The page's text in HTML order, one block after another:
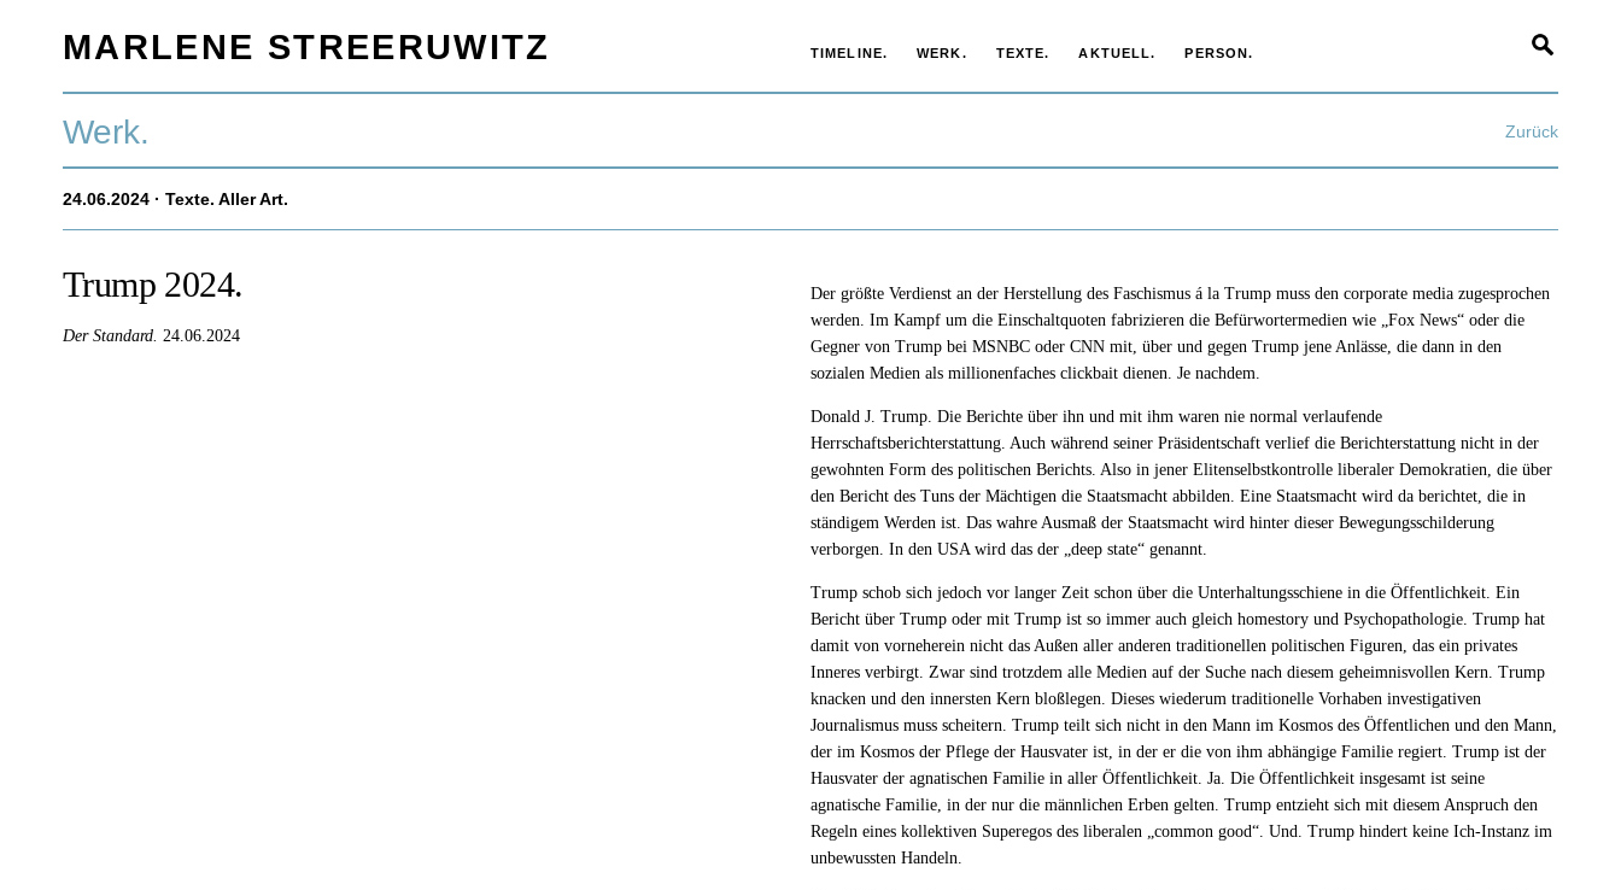
MARLENE STREERUWITZ TIMELINE. WERK. TEXTE. AKTUELL. PERSON.
Zurück
Werk.
24.06.2024 · Texte. Aller Art.
Trump 2024.
Der Standard. 24.06.2024
Der größte Verdienst an der Herstellung des Faschismus á la Trump muss den corporate media zugesprochen
werden. Im Kampf um die Einschaltquoten fabrizieren die Befürwortermedien wie „Fox News“ oder die
Gegner von Trump bei MSNBC oder CNN mit, über und gegen Trump jene Anlässe, die dann in den
sozialen Medien als millionenfaches clickbait dienen. Je nachdem.
Donald J. Trump. Die Berichte über ihn und mit ihm waren nie normal verlaufende
Herrschaftsberichterstattung. Auch während seiner Präsidentschaft verlief die Berichterstattung nicht in der
gewohnten Form des politischen Berichts. Also in jener Elitenselbstkontrolle liberaler Demokratien, die über
den Bericht des Tuns der Mächtigen die Staatsmacht abbilden. Eine Staatsmacht wird da berichtet, die in
ständigem Werden ist. Das wahre Ausmaß der Staatsmacht wird hinter dieser Bewegungsschilderung
verborgen. In den USA wird das der „deep state“ genannt.
Trump schob sich jedoch vor langer Zeit schon über die Unterhaltungsschiene in die Öffentlichkeit. Ein
Bericht über Trump oder mit Trump ist so immer auch gleich homestory und Psychopathologie. Trump hat
damit von vorneherein nicht das Außen aller anderen traditionellen politischen Figuren, das ein privates
Inneres verbirgt. Zwar sind trotzdem alle Medien auf der Suche nach diesem geheimnisvollen Kern. Trump
knacken und den innersten Kern bloßlegen. Dieses wiederum traditionelle Vorhaben investigativen
Journalismus muss scheitern. Trump teilt sich nicht in den Mann im Kosmos des Öffentlichen und den Mann,
der im Kosmos der Pflege der Hausvater ist, in der er die von ihm abhängige Familie regiert. Trump ist der
Hausvater der agnatischen Familie in aller Öffentlichkeit. Ja. Die Öffentlichkeit insgesamt ist seine
agnatische Familie, in der nur die männlichen Erben gelten. Trump entzieht sich mit diesem Anspruch den
Regeln eines kollektiven Superegos des liberalen „common good“. Und. Trump hindert keine Ich-Instanz im
unbewussten Handeln.